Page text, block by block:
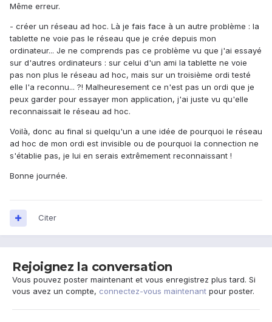
Même erreur.
- créer un réseau ad hoc. Là je fais face à un autre problème : la
tablette ne voie pas le réseau que je crée depuis mon
ordinateur... Je ne comprends pas ce problème vu que j'ai essayé
sur d'autres ordinateurs : sur celui d'un ami la tablette ne voie
pas non plus le réseau ad hoc, mais sur un troisième ordi testé
elle l'a reconnu... ?! Malheuresement ce n'est pas un ordi que je
peux garder pour essayer mon application, j'ai juste vu qu'elle
reconnaissait le réseau ad hoc.
Voilà, donc au final si quelqu'un a une idée de pourquoi le réseau
ad hoc de mon ordi est invisible ou de pourquoi la connection ne
s'établie pas, je lui en serais extrêmement reconnaissant !
Bonne journée.
Citer
Rejoignez la conversation
Vous pouvez poster maintenant et vous enregistrez plus tard. Si
vous avez un compte, connectez-vous maintenant pour poster.